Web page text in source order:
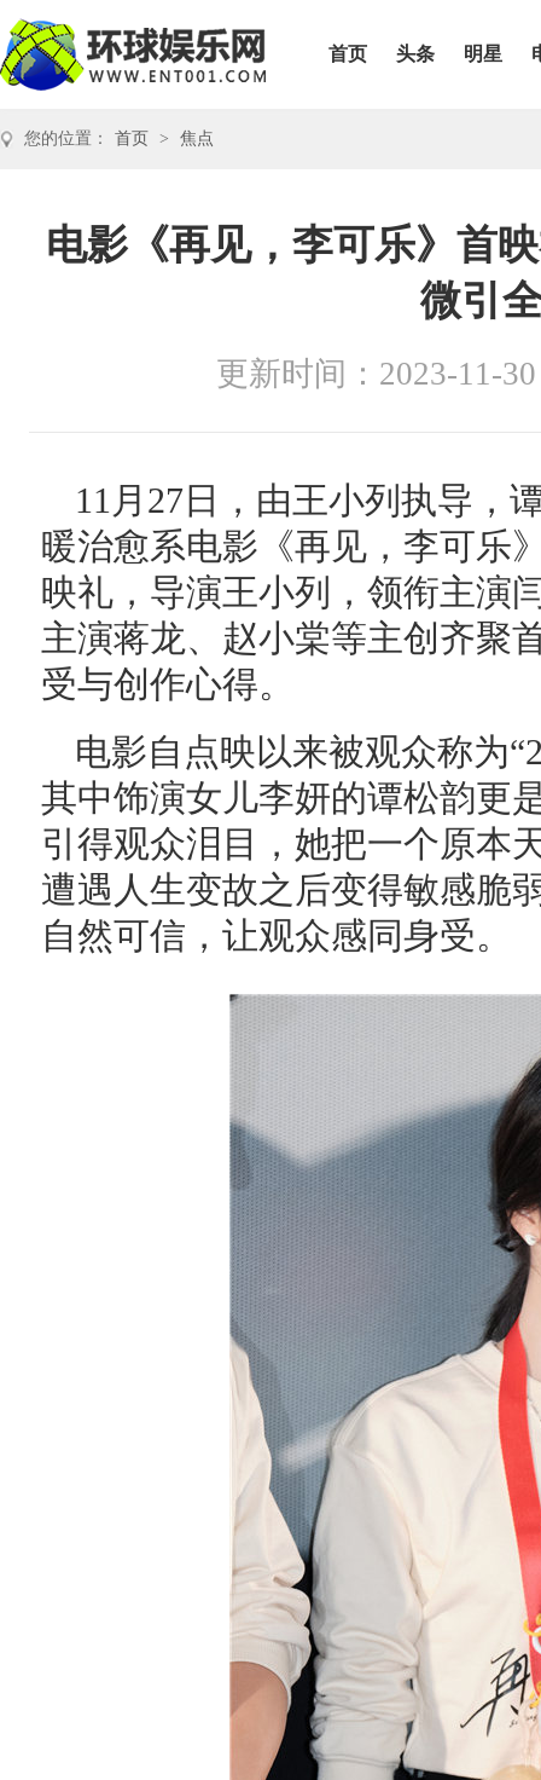
首页 头条 明星
您的位置： 首页 > 焦点
电影《再见，李可乐》首
微引
更新时间：2023-11-30
11月27日，由王小列执导，
暖治愈系电影《再见，李可乐
映礼，导演王小列，领衔主演
主演蒋龙、赵小棠等主创齐聚
受与创作心得。
电影自点映以来被观众称为
其中饰演女儿李妍的谭松韵更
引得观众泪目，她把一个原本
遭遇人生变故之后变得敏感脆
自然可信，让观众感同身受。